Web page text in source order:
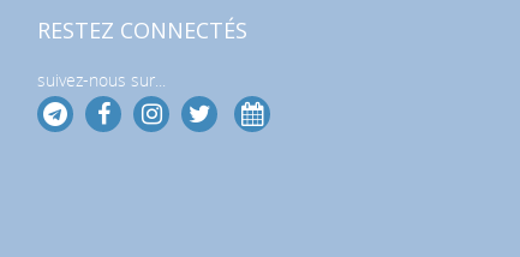
RESTEZ CONNECTÉS
suivez-nous sur...